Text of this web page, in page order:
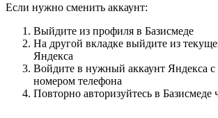
Если нужно сменить аккаунт:
Выйдите из профиля в Базисмеде
На другой вкладке выйдите из
Яндекса
Войдите в нужный аккаунт Яндекса
номером телефона
Повторно авторизуйтесь в Базисмеде